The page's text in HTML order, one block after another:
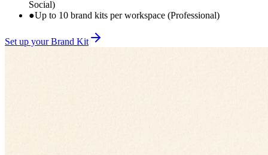
Social)
●Up to 10 brand kits per workspace (Professional)
Set up your Brand Kit